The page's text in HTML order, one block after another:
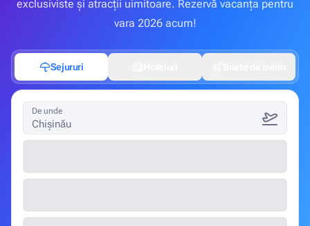
exclusiviste și atracții uimitoare. Rezervă vacanța pentru
vara 2026 acum!
Sejururi
De unde
Chișinău